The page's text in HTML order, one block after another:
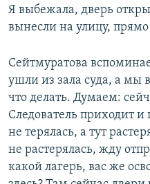
Я выбежала, дверь
вынесли на улицу,
Сейтмуратова
ушли из зала суда, а мы
что делать. Думаем:
Следователь приходит
не терялась, а тут
не растерялась, жду
какой лагерь, вас же